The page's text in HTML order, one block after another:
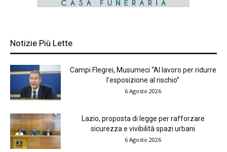
Notizie Più Lette
Campi Flegrei, Musumeci “Al lavoro per ridurre
l’esposizione al rischio”
6 Agosto 2026
Lazio, proposta di legge per rafforzare
sicurezza e vivibilità spazi urbani
6 Agosto 2026